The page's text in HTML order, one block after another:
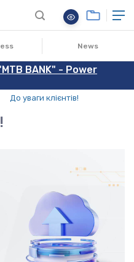
News
BANK" - Power
До уваги клієнтів!
30.03.2023